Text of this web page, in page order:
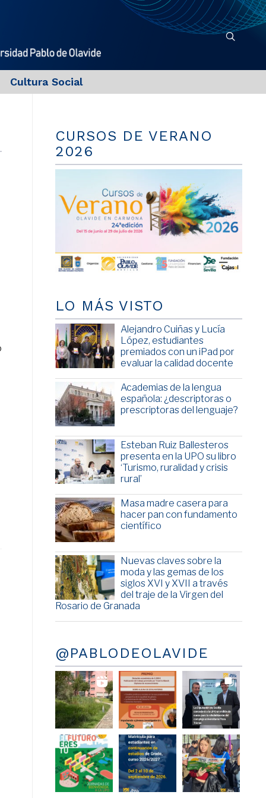
Cultura Social
CURSOS DE VERANO
2026
LO MÁS VISTO
Alejandro Cuiñas y Lucía
López, estudiantes
premiados con un iPad por
evaluar la calidad docente
Academias de la lengua
española: ¿descriptoras o
prescriptoras del lenguaje?
Esteban Ruiz Ballesteros
presenta en la UPO su libro
‘Turismo, ruralidad y crisis
rural’
Masa madre casera para
hacer pan con fundamento
científico
Nuevas claves sobre la
moda y las gemas de los
siglos XVI y XVII a través
del traje de la Virgen del
Rosario de Granada
@PABLODEOLAVIDE